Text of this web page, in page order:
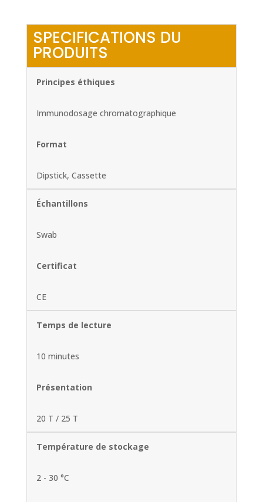
SPECIFICATIONS DU
PRODUITS
Principes éthiques
Immunodosage chromatographique
Format
Dipstick, Cassette
Échantillons
Swab
Certificat
CE
Temps de lecture
10 minutes
Présentation
20 T / 25 T
Température de stockage
2 - 30 °C